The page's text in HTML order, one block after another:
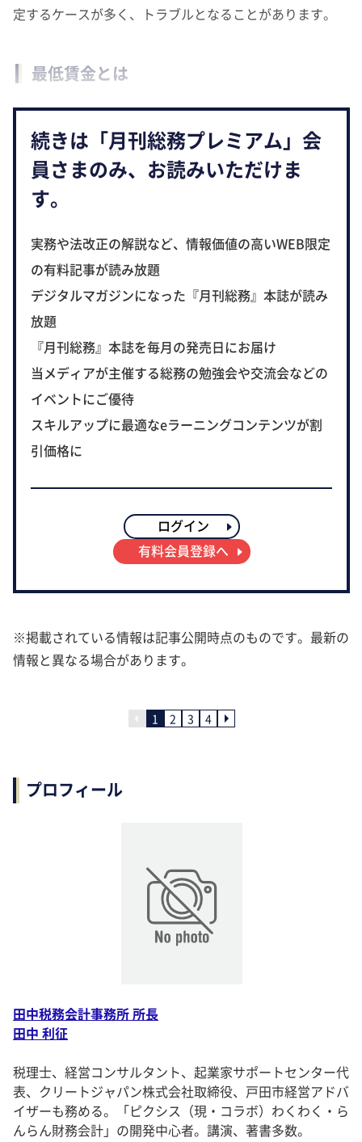
定するケースが多く、トラブルとなることがあります。
最低賃金とは
続きは「月刊総務プレミアム」会
員さまのみ、お読みいただけま
す。
実務や法改正の解説など、情報価値の高いWEB限定
の有料記事が読み放題
デジタルマガジンになった『月刊総務』本誌が読み
放題
『月刊総務』本誌を毎月の発売日にお届け
当メディアが主催する総務の勉強会や交流会などの
イベントにご優待
スキルアップに最適なeラーニングコンテンツが割
引価格に
ログイン
有料会員登録へ
※掲載されている情報は記事公開時点のものです。最新の
情報と異なる場合があります。
1 2 3 4
プロフィール
田中税務会計事務所 所長
田中 利征
税理士、経営コンサルタント、起業家サポートセンター代
表、クリートジャパン株式会社取締役、戸田市経営アドバ
イザーも務める。「ピクシス（現・コラボ）わくわく・ら
んらん財務会計」の開発中心者。講演、著書多数。